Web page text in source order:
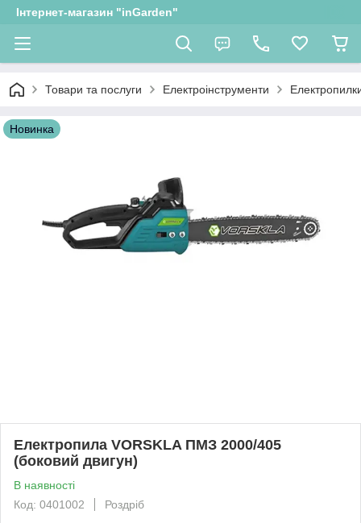
Інтернет-магазин "inGarden"
Товари та послуги Електроінструменти
Новинка
Електропила VORSKLA ПМЗ 2000/405
(боковий двигун)
В наявності
Код: 0401002
Роздріб